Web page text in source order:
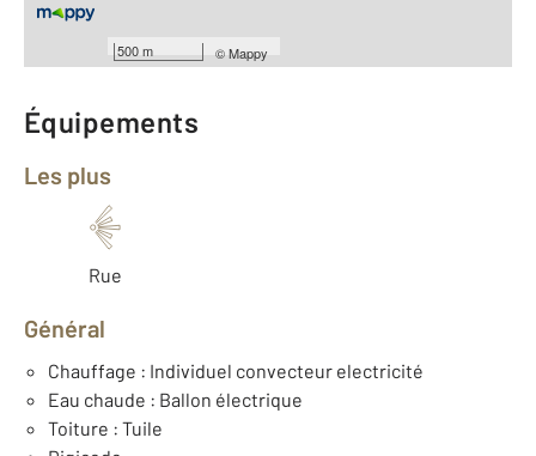
500 m ©Mappy
Type de construction : Traditionnelle
Année construction : 1900
Équipements
Les plus
Rue
Général
Chauffage : Individuel convecteur electricité
Eau chaude : Ballon électrique
Toiture : Tuile